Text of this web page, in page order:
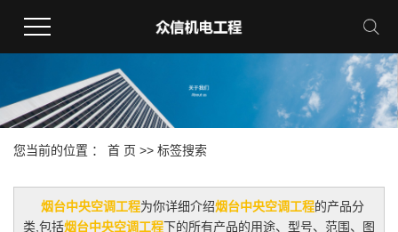
您当前的位置 ： 首 页 >> 标签搜索
烟台中央空调工程为你详细介绍烟台中央空调工程的产品分
类,包括烟台中央空调工程下的所有产品的用途、型号、范围、图